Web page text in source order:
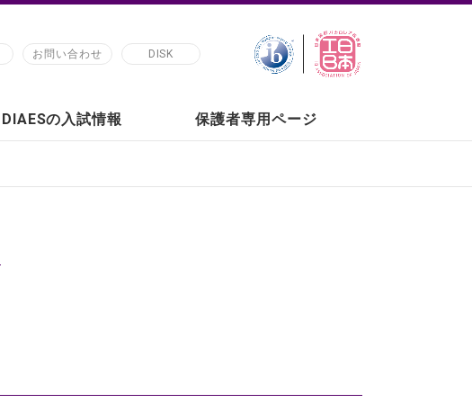
お問い合わせ DISK
DIAESの入試情報 保護者専用ページ